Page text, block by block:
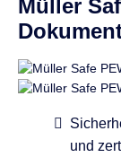
Müller
und